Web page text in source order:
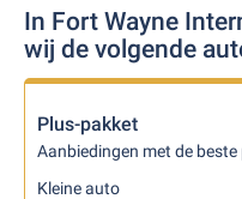
In Fort Wayne
wij de volgende
Plus-pakket
Aanbiedingen met de
Kleine auto